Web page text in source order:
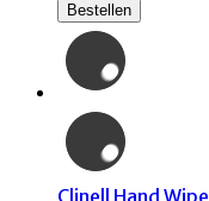
Bestellen